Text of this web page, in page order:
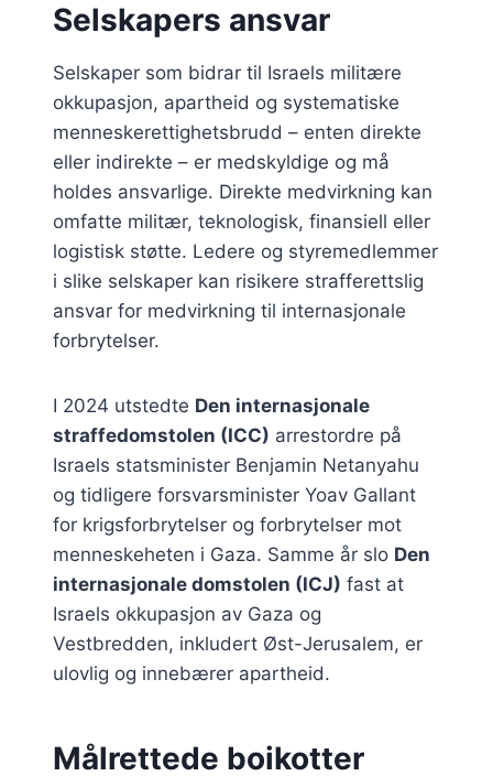
Selskapers ansvar
Selskaper som bidrar til Israels militære
okkupasjon, apartheid og systematiske
menneskerettighetsbrudd – enten direkte
eller indirekte – er medskyldige og må
holdes ansvarlige. Direkte medvirkning kan
omfatte militær, teknologisk, finansiell eller
logistisk støtte. Ledere og styremedlemmer
i slike selskaper kan risikere strafferettslig
ansvar for medvirkning til internasjonale
forbrytelser.
I 2024 utstedte Den internasjonale
straffedomstolen (ICC) arrestordre på
Israels statsminister Benjamin Netanyahu
og tidligere forsvarsminister Yoav Gallant
for krigsforbrytelser og forbrytelser mot
menneskeheten i Gaza. Samme år slo Den
internasjonale domstolen (ICJ) fast at
Israels okkupasjon av Gaza og
Vestbredden, inkludert Øst-Jerusalem, er
ulovlig og innebærer apartheid.
Målrettede boikotter